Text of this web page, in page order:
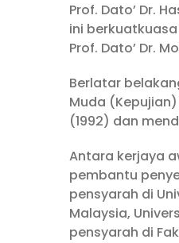
Prof. Dato’ Dr.
ini
Prof. Dato’ Dr.
Berlatar
Muda
(1992) dan
Antara kerjaya
pembantu
pensyarah di
Malaysia,
pensyarah di